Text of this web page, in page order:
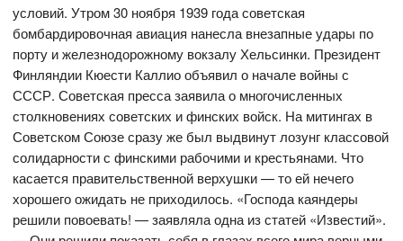
условий. Утром 30 ноября 1939 года советская
бомбардировочная авиация нанесла внезапные удары по
порту и железнодорожному вокзалу Хельсинки. Президент
Финляндии Кюести Каллио объявил о начале войны с
СССР. Советская пресса заявила о многочисленных
столкновениях советских и финских войск. На митингах в
Советском Союзе сразу же был выдвинут лозунг классовой
солидарности с финскими рабочими и крестьянами. Что
касается правительственной верхушки — то ей нечего
хорошего ожидать не приходилось. «Господа каяндеры
решили повоевать! — заявляла одна из статей «Известий».